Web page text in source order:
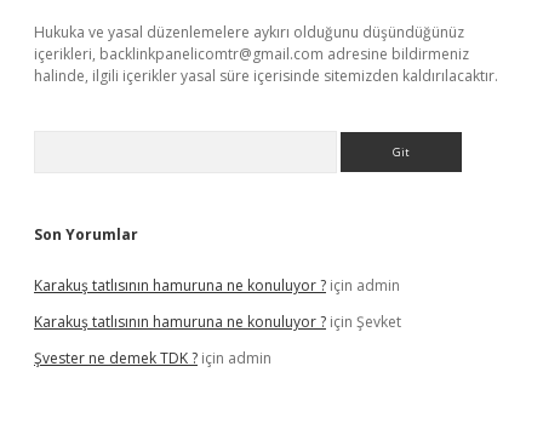
Hukuka ve yasal düzenlemelere aykırı olduğunu düşündüğünüz
içerikleri, backlinkpanelicomtr@gmail.com adresine bildirmeniz
halinde, ilgili içerikler yasal süre içerisinde sitemizden kaldırılacaktır.
Son Yorumlar
Karakuş tatlısının hamuruna ne konuluyor ? için admin
Karakuş tatlısının hamuruna ne konuluyor ? için Şevket
Şvester ne demek TDK ? için admin